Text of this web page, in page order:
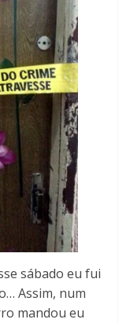
sábado eu fui
Assim, num
mandou eu